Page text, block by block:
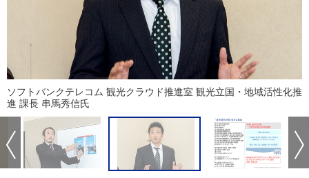
ソフトバンクテレコム 観光クラウド推進室 観光立国・地域活性化推
進 課長 串馬秀信氏